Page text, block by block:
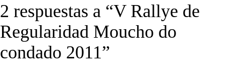
2 respuestas a “V Rallye de
Regularidad Moucho do
condado 2011”